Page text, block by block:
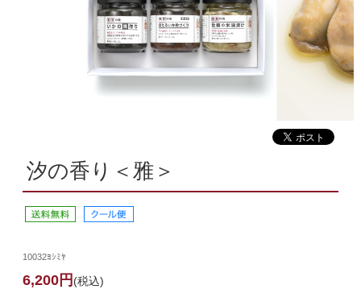
汐の香り＜雅＞
10032ﾖｼﾐﾔ
6,200円 (税込)